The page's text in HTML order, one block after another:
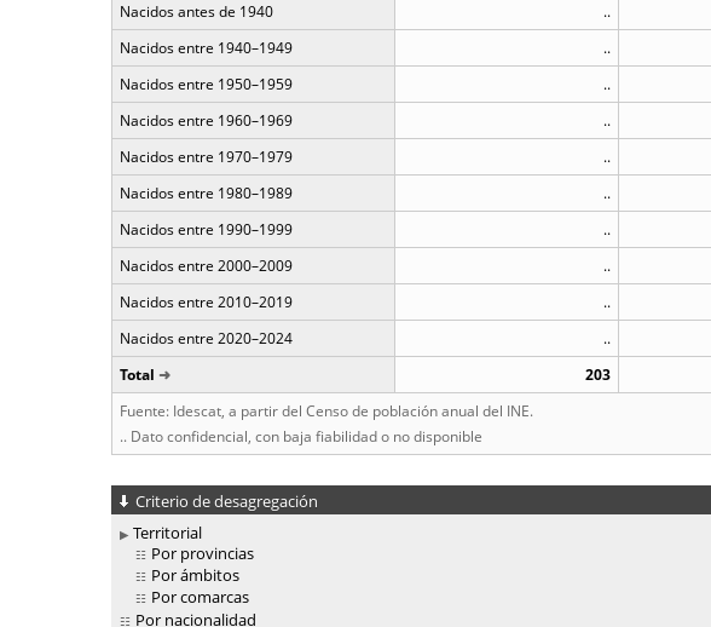
Nacidos antes de 1940
..
Nacidos entre 1940–1949
..
Nacidos entre 1950–1959
..
Nacidos entre 1960–1969
..
Nacidos entre 1970–1979
..
Nacidos entre 1980–1989
..
Nacidos entre 1990–1999
..
Nacidos entre 2000–2009
..
Nacidos entre 2010–2019
..
Nacidos entre 2020–2024
..
Total
203
Fuente: Idescat, a partir del Censo de población anual del INE.
.. Dato confidencial, con baja fiabilidad o no disponible
Criterio de desagregación
Territorial
Por provincias
Por ámbitos
Por comarcas
Por nacionalidad